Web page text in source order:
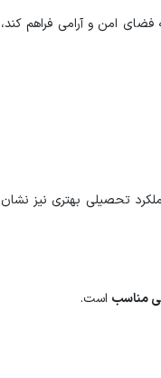
امن و آرامی فراهم کند،
تحصیلی بهتری نیز نشان
مناسب است.